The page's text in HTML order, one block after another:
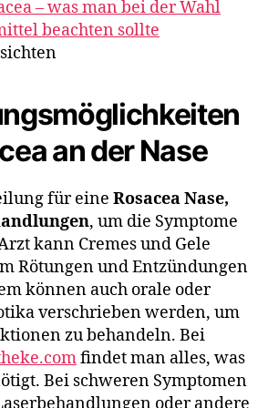
– was man bei der Wahl
beachten sollte
an der Nase
für eine Rosacea Nase,
, um die Symptome
kann Cremes und Gele
Rötungen und Entzündungen
können auch orale oder
verschrieben werden, um
zu behandeln. Bei
findet man alles, was
Bei schweren Symptomen
oder andere